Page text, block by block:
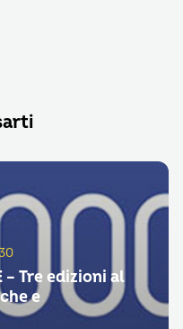
– Tre edizioni al
e